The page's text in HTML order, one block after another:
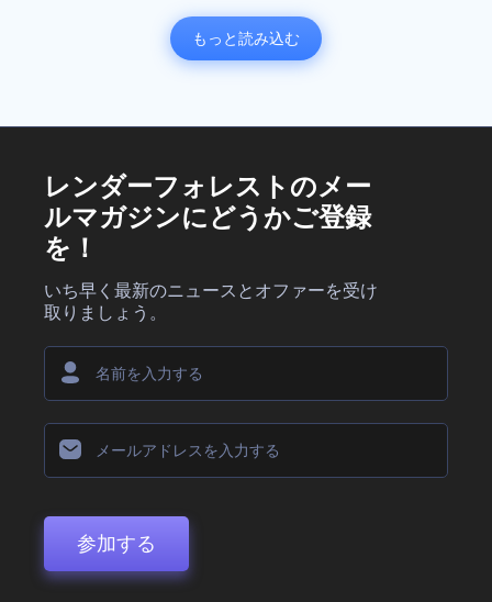
もっと読み込む
レンダーフォレストのメー
ルマガジンにどうかご登録
を！
いち早く最新のニュースとオファーを受け
取りましょう。
参加する